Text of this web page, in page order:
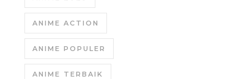
ANIME ACTION
ANIME POPULER
ANIME TERBAIK